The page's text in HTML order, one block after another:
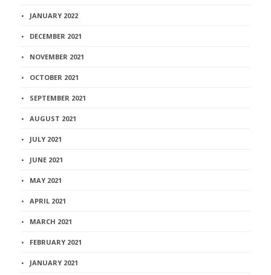
JANUARY 2022
DECEMBER 2021
NOVEMBER 2021
OCTOBER 2021
SEPTEMBER 2021
AUGUST 2021
JULY 2021
JUNE 2021
MAY 2021
APRIL 2021
MARCH 2021
FEBRUARY 2021
JANUARY 2021